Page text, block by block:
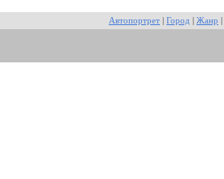
Автопортрет Город Жанр